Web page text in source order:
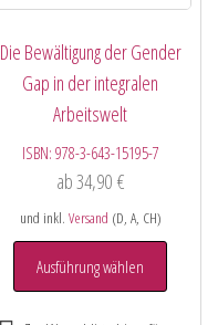
Die Bewältigung der Gender
Gap in der integralen
Arbeitswelt
ISBN: 978-3-643-15195-7
ab34,90 €
und inkl. Versand (D, A, CH)
Ausführung wählen